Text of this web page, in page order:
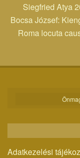
Siegfried Atya
Bocsa József:
Roma locuta
Adatkezelési